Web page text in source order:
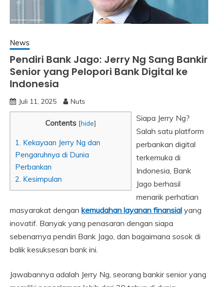
News
Pendiri Bank Jago: Jerry Ng Sang Bankir
Senior yang Pelopori Bank Digital ke
Indonesia
Juli 11, 2025 Nuts
Contents [hide]
1. Kekayaan Jerry Ng dan
Pengaruhnya di Dunia
Perbankan
2. Kesimpulan
Siapa Jerry Ng?
Salah satu platform
perbankan digital
terkemuka di
Indonesia, Bank
Jago berhasil
menarik perhatian
masyarakat dengan kemudahan layanan finansial yang
inovatif. Banyak yang penasaran dengan siapa
sebenarnya pendiri Bank Jago, dan bagaimana sosok di
balik kesuksesan bank ini.
Jawabannya adalah Jerry Ng, seorang bankir senior yang